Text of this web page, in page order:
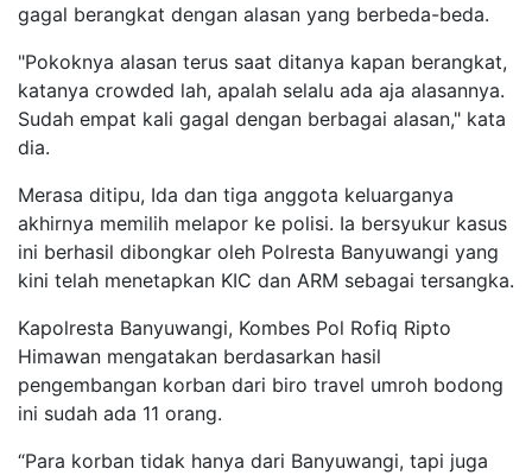
gagal berangkat dengan alasan yang berbeda-beda.
"Pokoknya alasan terus saat ditanya kapan berangkat,
katanya crowded lah, apalah selalu ada aja alasannya.
Sudah empat kali gagal dengan berbagai alasan," kata
dia.
Merasa ditipu, Ida dan tiga anggota keluarganya
akhirnya memilih melapor ke polisi. Ia bersyukur kasus
ini berhasil dibongkar oleh Polresta Banyuwangi yang
kini telah menetapkan KIC dan ARM sebagai tersangka.
Kapolresta Banyuwangi, Kombes Pol Rofiq Ripto
Himawan mengatakan berdasarkan hasil
pengembangan korban dari biro travel umroh bodong
ini sudah ada 11 orang.
“Para korban tidak hanya dari Banyuwangi, tapi juga